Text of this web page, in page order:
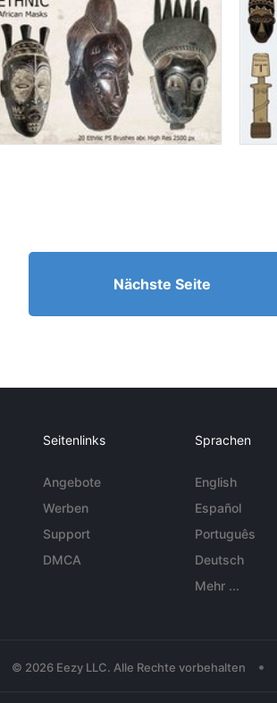
Nächste Seite
Seitenlinks
Angebote
Werben
Support
DMCA
Sprachen
English
Español
Português
Deutsch
Mehr ...
© 2026 Eezy LLC. Alle Rechte vorbehalten •